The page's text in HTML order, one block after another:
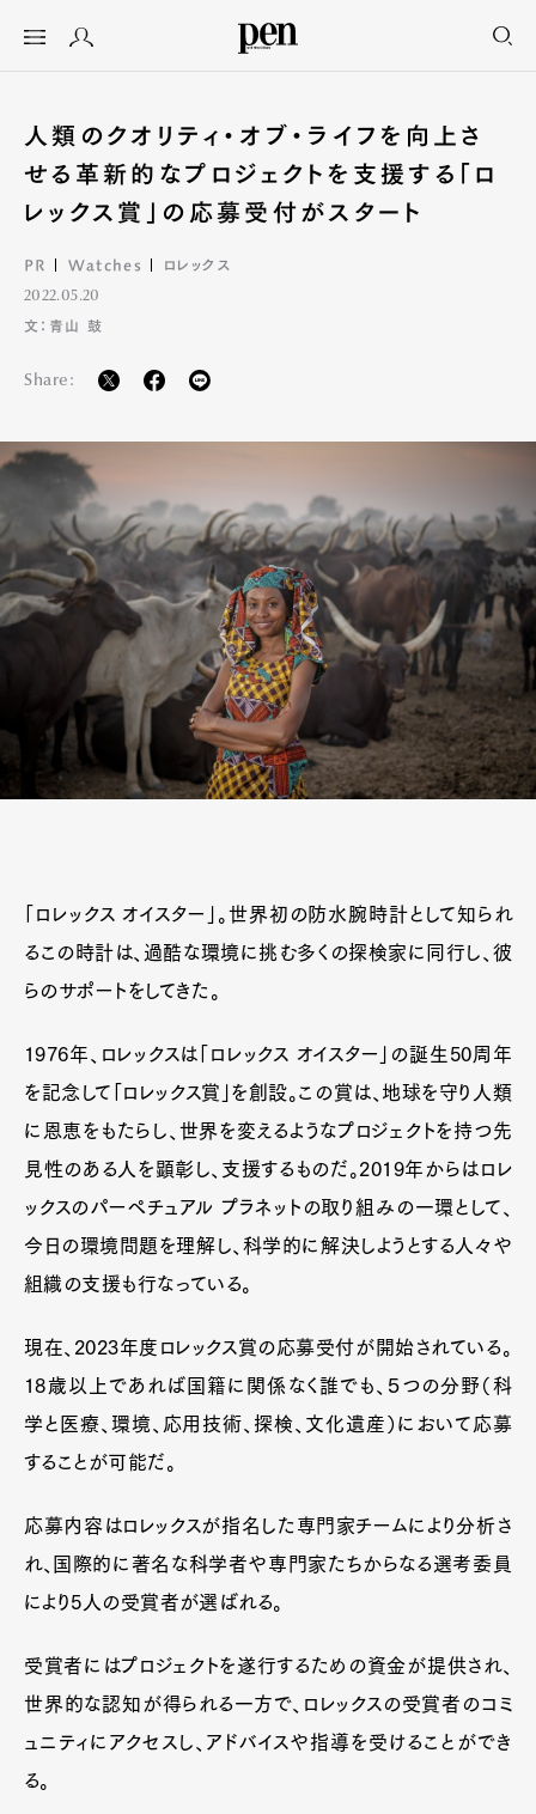
人類のクオリティ・オブ・ライフを向上さ
せる革新的なプロジェクトを支援する「ロ
レックス賞」の応募受付がスタート
PR Watches ロレックス
2022.05.20
文：青山 鼓
Share:
「ロレックス オイスター」。世界初の防水腕時計として知られ
るこの時計は、過酷な環境に挑む多くの探検家に同行し、彼
らのサポートをしてきた。
1976年、ロレックスは「ロレックス オイスター」の誕生50周年
を記念して「ロレックス賞」を創設。この賞は、地球を守り人類
に恩恵をもたらし、世界を変えるようなプロジェクトを持つ先
見性のある人を顕彰し、支援するものだ。2019年からはロレ
ックスのパーペチュアル プラネットの取り組みの一環として、
今日の環境問題を理解し、科学的に解決しようとする人々や
組織の支援も行なっている。
現在、2023年度ロレックス賞の応募受付が開始されている。
18歳以上であれば国籍に関係なく誰でも、５つの分野（科
学と医療、環境、応用技術、探検、文化遺産）において応募
することが可能だ。
応募内容はロレックスが指名した専門家チームにより分析さ
れ、国際的に著名な科学者や専門家たちからなる選考委員
により5人の受賞者が選ばれる。
受賞者にはプロジェクトを遂行するための資金が提供され、
世界的な認知が得られる一方で、ロレックスの受賞者のコミ
ュニティにアクセスし、アドバイスや指導を受けることができ
る。